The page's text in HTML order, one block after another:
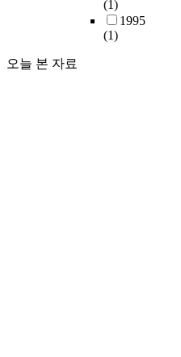
(1)
1995
(1)
오늘 본 자료